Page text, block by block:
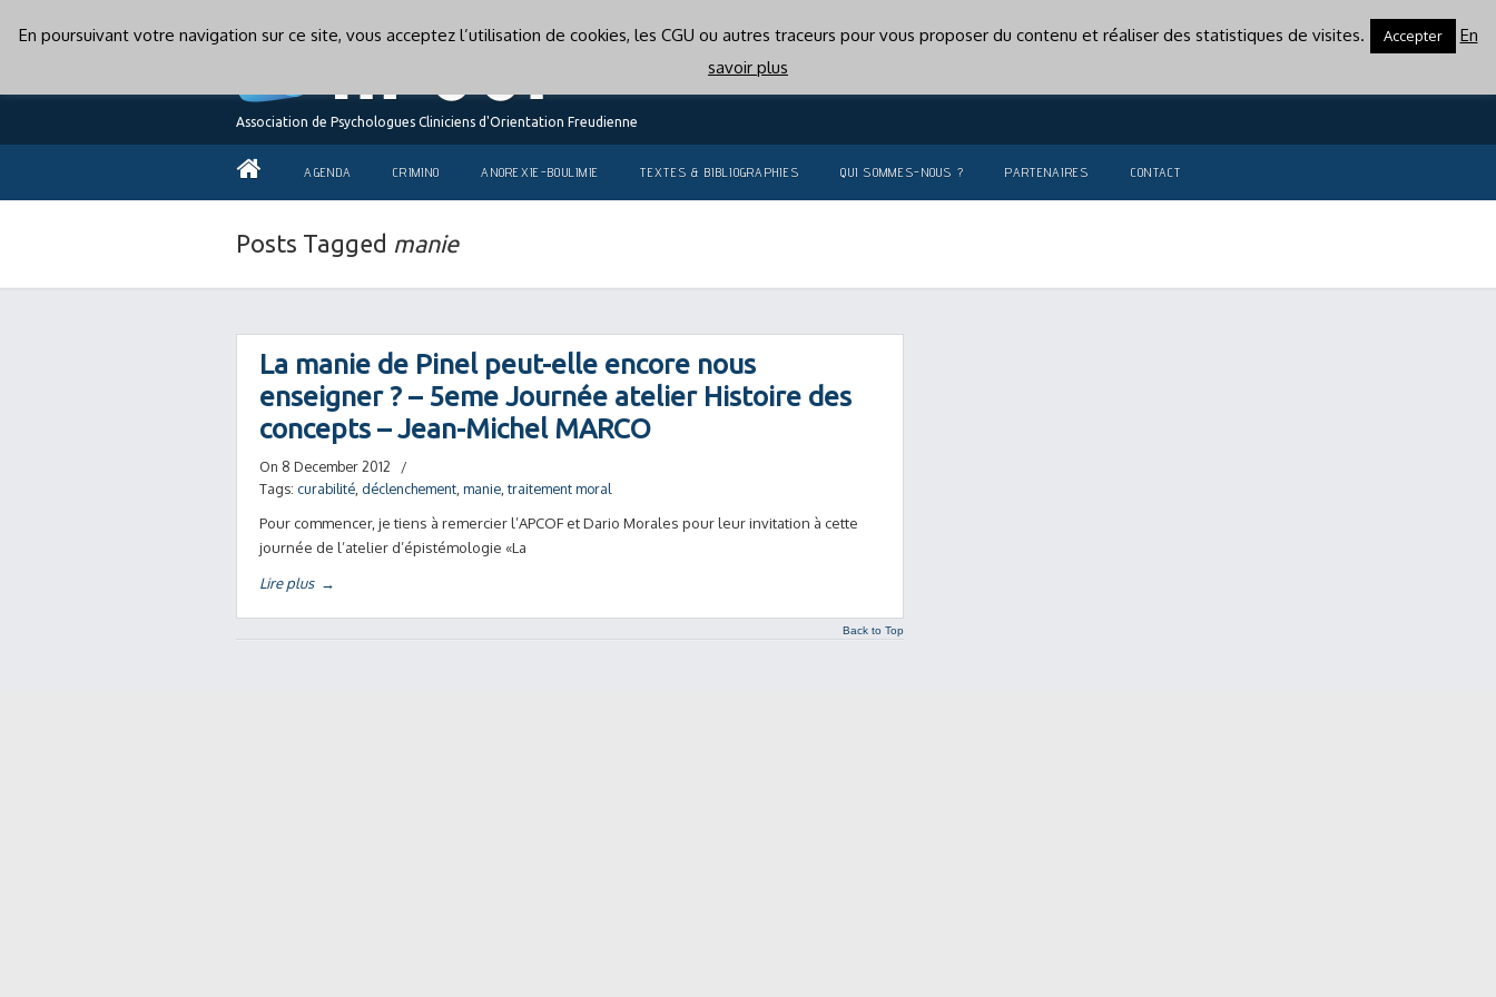
Association de Psychologues Cliniciens d'Orientation Freudienne
AGENDA CRIMINO ANOREXIE-BOULIMIE TEXTES & BIBLIOGRAPHIES QUI SOMMES-NOUS ? PARTENAIRES CONTACT
Posts Tagged manie
La manie de Pinel peut-elle encore nous
enseigner ? – 5eme Journée atelier Histoire des
concepts – Jean-Michel MARCO
On 8 December 2012
/
Tags: curabilité déclenchement manie traitement moral
Pour commencer, je tiens à remercier l’APCOF et Dario Morales pour leur invitation à cette
journée de l’atelier d’épistémologie «La
Lire plus →
Back to Top
En poursuivant votre navigation sur ce site, vous acceptez l’utilisation de cookies, les CGU ou autres traceurs pour vous proposer du contenu et réaliser des statistiques de visites. Accepter
En
savoir plus